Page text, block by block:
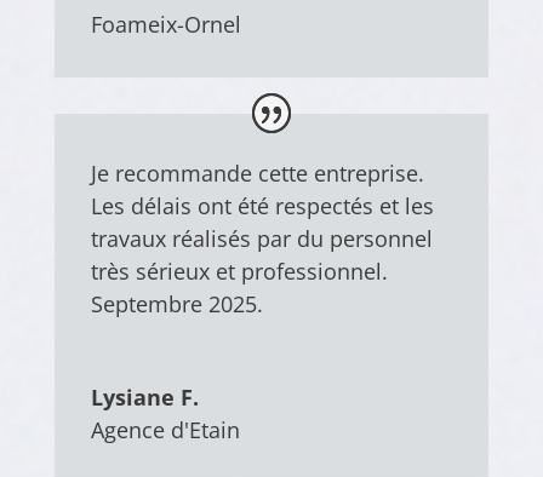
Foameix-Ornel
Je recommande cette entreprise.
Les délais ont été respectés et les
travaux réalisés par du personnel
très sérieux et professionnel.
Septembre 2025.
Lysiane F.
Agence d'Etain